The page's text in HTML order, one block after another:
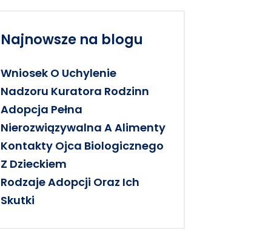
Najnowsze na blogu
Wniosek O Uchylenie
Nadzoru Kuratora Rodzinn
Adopcja Pełna
Nierozwiązywalna A Alimenty
Kontakty Ojca Biologicznego
Z Dzieckiem
Rodzaje Adopcji Oraz Ich
Skutki